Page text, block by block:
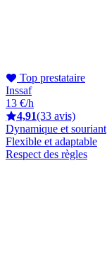
Top prestataire
Inssaf
13 €/h
4,91(33 avis)
Dynamique et souriant
Flexible et adaptable
Respect des règles